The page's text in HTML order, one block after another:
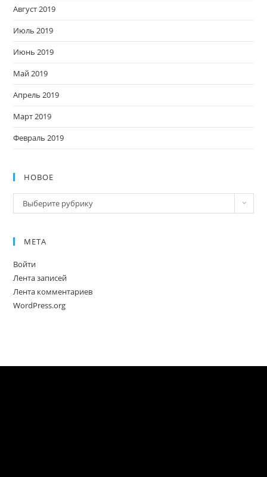
Август 2019
Июль 2019
Июнь 2019
Май 2019
Апрель 2019
Март 2019
Февраль 2019
НОВОЕ
Новое
Выберите рубрику
МЕТА
Войти
Лента записей
Лента комментариев
WordPress.org